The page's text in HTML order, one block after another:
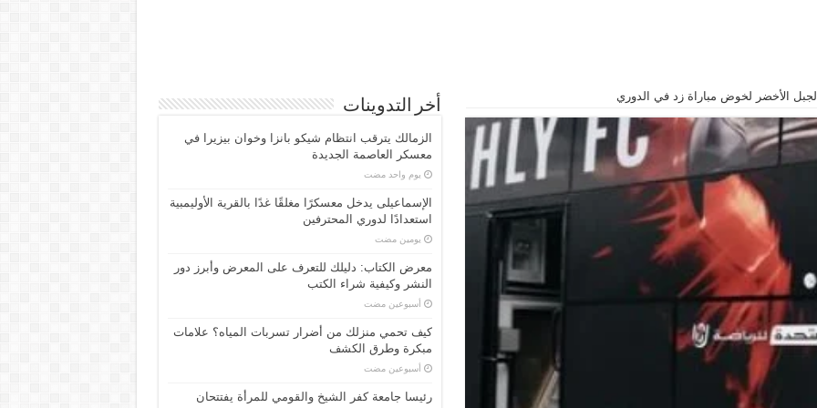
الأخضر لخوض مباراة زد في الدوري
أخر التدوينات
الزمالك يترقب انتظام شيكو بانزا وخوان بيزيرا في
معسكر العاصمة الجديدة
‏يوم واحد مضت
الإسماعیلی یدخل معسكرًا مغلقًا غدًا بالقرية الأوليمبية
استعدادًا لدوري المحترفين
‏يومين مضت
معرض الكتاب: دليلك للتعرف على المعرض وأبرز دور
النشر وكيفية شراء الكتب
‏أسبوعين مضت
كيف تحمي منزلك من أضرار تسربات المياه؟ علامات
مبكرة وطرق الكشف
‏أسبوعين مضت
رئيسا جامعة كفر الشيخ والقومي للمرأة يفتتحان